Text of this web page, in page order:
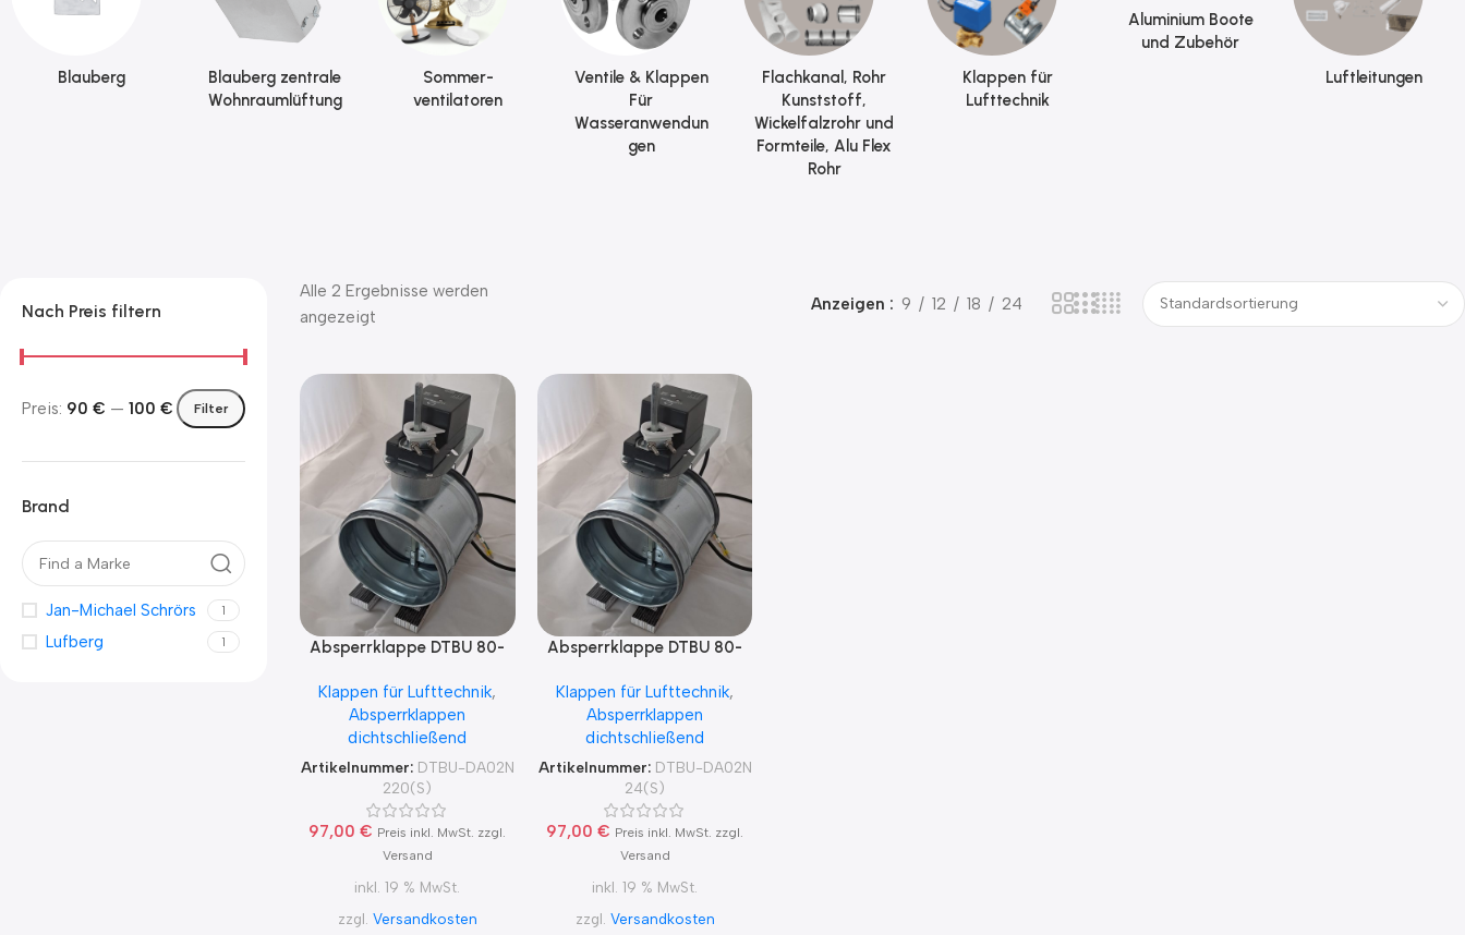
Blauberg
Blauberg zentrale
Wohnraumlüftung
Sommer-
ventilatoren
Ventile & Klappen
Für
Wasseranwendun
gen
Flachkanal, Rohr
Kunststoff,
Wickelfalzrohr und
Formteile, Alu Flex
Rohr
Klappen für
Lufttechnik
Aluminium Boote
und Zubehör
Luftleitungen
Nach Preis filtern
Filter
Preis: 90 € — 100 €
Brand
Jan-Michael Schrörs 1
Lufberg 1
Alle 2 Ergebnisse werden
angezeigt
Anzeigen 9 12 18 24
Absperrklappe DTBU 80-
DA02N220(S) für 230V
Klappen für Lufttechnik,
Absperrklappen
dichtschließend
Artikelnummer: DTBU-DA02N
220(S)
97,00€ Preis inkl. MwSt. zzgl.
Versand
inkl. 19 % MwSt.
zzgl. Versandkosten
Absperrklappe DTBU 80-
DA02N24(S) für 24V
Klappen für Lufttechnik,
Absperrklappen
dichtschließend
Artikelnummer: DTBU-DA02N
24(S)
97,00€ Preis inkl. MwSt. zzgl.
Versand
inkl. 19 % MwSt.
zzgl. Versandkosten